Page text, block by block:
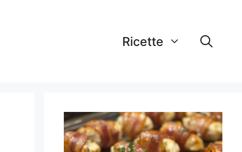
Ricette